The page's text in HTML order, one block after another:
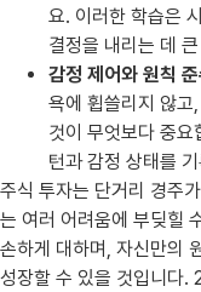
요. 이러한 학습은
결정을 내리는 데
감정 제어와 원칙
욕에 휩쓸리지 않고
것이 무엇보다 중요
턴과 감정 상태를
주식 투자는 단거리 경주
는 여러 어려움에 부딪힐
손하게 대하며, 자신만의
성장할 수 있을 것입니다